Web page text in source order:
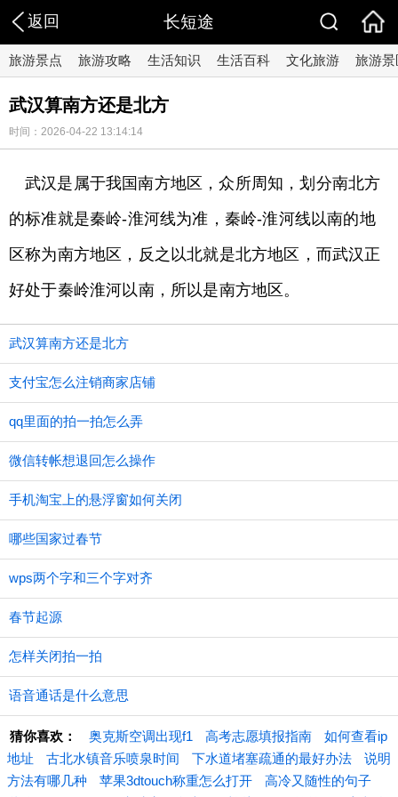
返回 长短途
旅游景点 旅游攻略 生活知识 生活百科 文化旅游 旅游景
武汉算南方还是北方
时间：2026-04-22 13:14:14
武汉是属于我国南方地区，众所周知，划分南北方
的标准就是秦岭-淮河线为准，秦岭-淮河线以南的地
区称为南方地区，反之以北就是北方地区，而武汉正
好处于秦岭淮河以南，所以是南方地区。
武汉算南方还是北方
支付宝怎么注销商家店铺
qq里面的拍一拍怎么弄
微信转帐想退回怎么操作
手机淘宝上的悬浮窗如何关闭
哪些国家过春节
wps两个字和三个字对齐
春节起源
怎样关闭拍一拍
语音通话是什么意思
猜你喜欢： 奥克斯空调出现f1 高考志愿填报指南
如何查看ip
地址
古北水镇音乐喷泉时间 下水道堵塞疏通的最好办法
说明
方法有哪几种
苹果3dtouch称重怎么打开
高冷又随性的句子